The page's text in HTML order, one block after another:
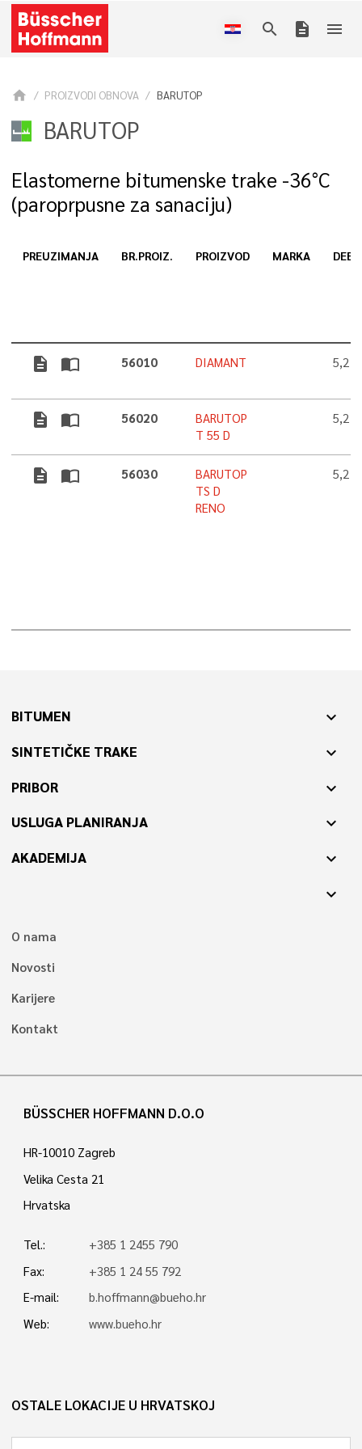
search description menu
home PROIZVODI OBNOVA BARUTOP
BARUTOP
Elastomerne bitumenske trake -36°C
(paroprpusne za sanaciju)
PREUZIMANJA BR.PROIZ. PROIZVOD MARKA
description import_contacts 56010 DIAMANT 5,2
description import_contacts 56020
BARUTOP
T 55 D
5,2
description import_contacts 56030
BARUTOP
TS D
RENO
5,2
BITUMEN expand_more
SINTETIČKE TRAKE expand_more
PRIBOR expand_more
USLUGA PLANIRANJA expand_more
AKADEMIJA
expand_more
expand_more
O nama
Novosti
Karijere
Kontakt
BÜSSCHER HOFFMANN D.O.O
HR-10010 Zagreb
Velika Cesta 21
Hrvatska
Tel.:
+385 1 2455 790
Fax:
+385 1 24 55 792
E-mail:
b.hoffmann@bueho.hr
Web:
www.bueho.hr
OSTALE LOKACIJE U HRVATSKOJ